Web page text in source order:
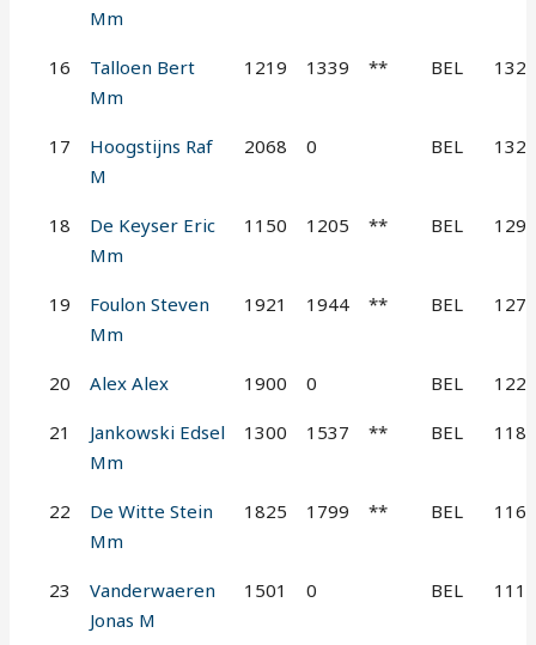
Mm
16
Talloen Bert
Mm
1219 1339 ** BEL 132
17
Hoogstijns Raf
M
2068 0 BEL 132
18
De Keyser Eric
Mm
1150 1205 ** BEL 129
19
Foulon Steven
Mm
1921 1944 ** BEL 127
20 Alex Alex 1900 0 BEL 122
21
Jankowski Edsel
Mm
1300 1537 ** BEL 118
22
De Witte Stein
Mm
1825 1799 ** BEL 116
23
Vanderwaeren
Jonas M
1501 0 BEL 111